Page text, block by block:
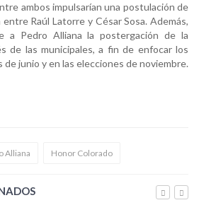
ambos impulsarían una postulación de
Raúl Latorre y César Sosa. Además,
a Pedro Alliana la postergación de la
de las municipales, a fin de enfocar los
junio y en las elecciones de noviembre.
Alliana Honor Colorado